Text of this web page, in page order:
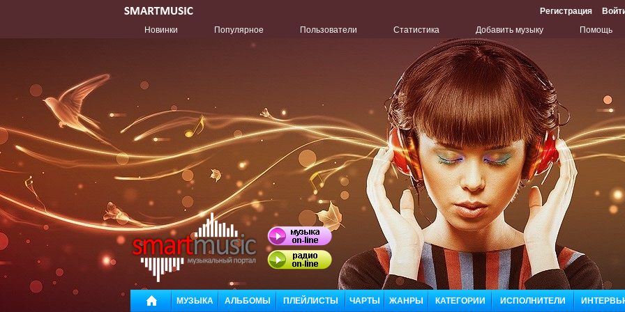
Регистрация
Новинки
Популярное Пользователи Статистика Добавить музыку Помощь
МУЗЫКА АЛЬБОМЫ ПЛЕЙЛИСТЫ ЧАРТЫ ЖАНРЫ КАТЕГОРИИ ИСПОЛНИТЕЛИ